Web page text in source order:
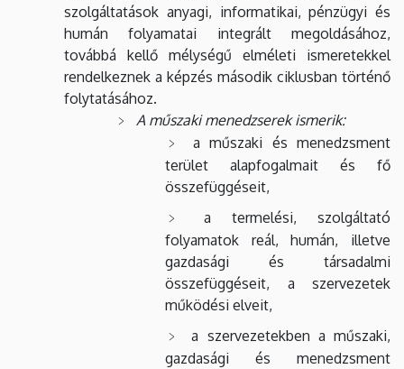
szolgáltatások anyagi, informatikai, pénzügyi és
humán folyamatai integrált megoldásához,
továbbá kellő mélységű elméleti ismeretekkel
rendelkeznek a képzés második ciklusban történő
folytatásához.
A műszaki menedzserek ismerik:
a műszaki és menedzsment
terület alapfogalmait és fő
összefüggéseit,
a termelési, szolgáltató
folyamatok reál, humán, illetve
gazdasági és társadalmi
összefüggéseit, a szervezetek
működési elveit,
a szervezetekben a műszaki,
gazdasági és menedzsment